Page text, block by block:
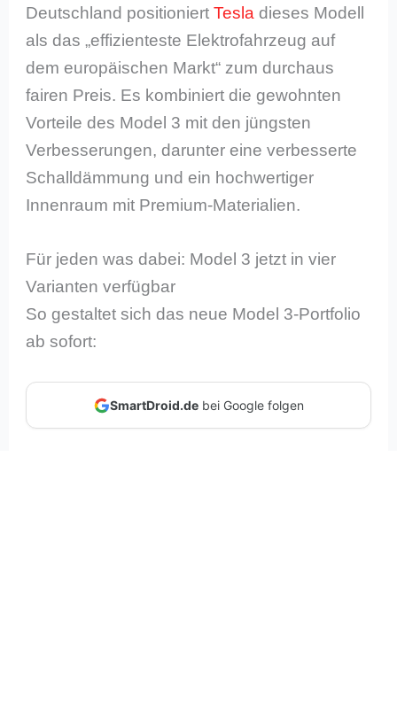
Deutschland positioniertTesla dieses Modell
als das „effizienteste Elektrofahrzeug auf
dem europäischen Markt“ zum durchaus
fairen Preis. Es kombiniert die gewohnten
Vorteile des Model 3 mit den jüngsten
Verbesserungen, darunter eine verbesserte
Schalldämmung und ein hochwertiger
Innenraum mit Premium-Materialien.
Für jeden was dabei: Model 3 jetzt in vier
Varianten verfügbar
So gestaltet sich das neue Model 3-Portfolio
ab sofort:
SmartDroid.debei Google folgen